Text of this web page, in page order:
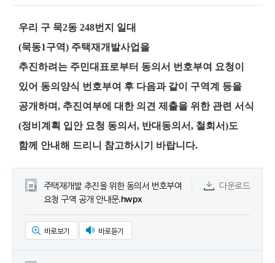
우리 구 묵2동 248번지 일대
(묵동1구역) 주택재개발사업을
추진하려는 주민대표로부터 동의서 번호부여 요청이
있어 동의양식 번호부여 후 다음과 같이 구역계 등을
공개하며, 추진여부에 대한 의견 제출을 위한 관련 서식
(정비계획 입안 요청 동의서, 반대동의서, 철회서)도
함께 안내해 드리니 참고하시기 바랍니다.
주택재개발 추진을 위한 동의서 번호부여
요청 구역 공개 안내문.hwpx
다운로드
바로보기 바로듣기